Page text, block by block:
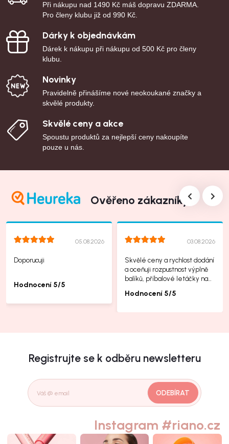
Při nákupu nad 1490 Kč máš dopravu ZDARMA.
Pro členy klubu již od 990 Kč.
Dárky k objednávkám
Dárek k nákupu při nákupu od 500 Kč pro členy
klubu.
Novinky
Pravidelně přinášíme nové neokoukané značky a
skvělé produkty.
Skvělé ceny a akce
Spoustu produktů za nejlepší ceny nakoupíte
pouze u nás.
Ověřeno zákazníky
05.08.2026
Doporucuji
Hodnocení 5/5
03.08.2026
Skvělé ceny a rychlost dodání
a oceňuji rozpustnost výplně
balíků, příbalové letáčky na
Hodnocení 5/5
Registrujte se k odběru newsletteru
ODEBÍRAT
Instagram #riano.cz